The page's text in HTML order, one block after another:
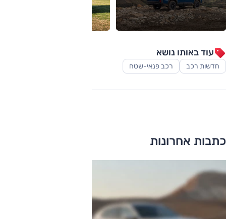
עוד באותו נושא
חדשות רכב רכב פנאי-שטח
כתבות אחרונות